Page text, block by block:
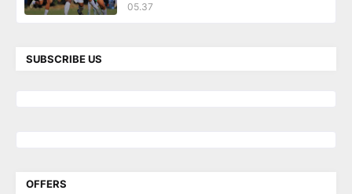
05.37
SUBSCRIBE US
OFFERS